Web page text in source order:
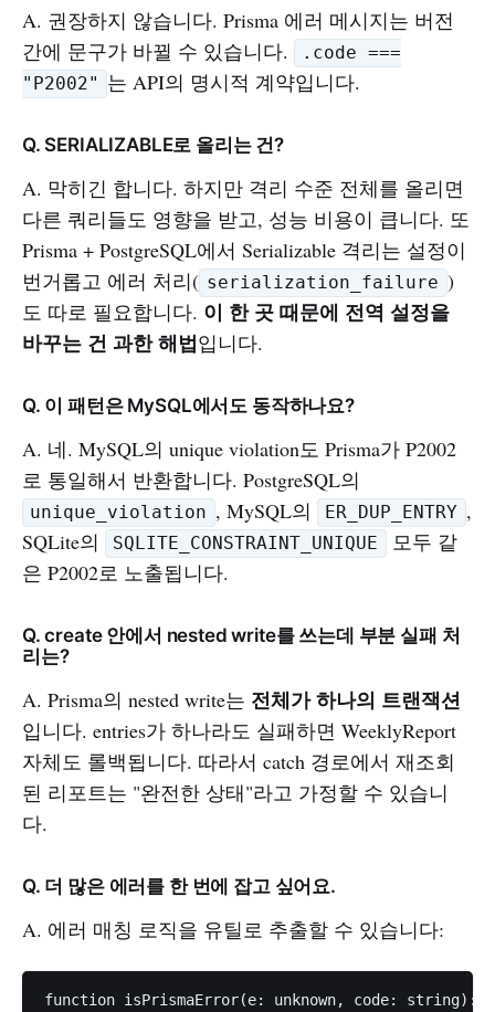
A. 권장하지 않습니다. Prisma 에러 메시지는 버전
간에 문구가 바뀔 수 있습니다.
.code ===
"P2002" 는 API의 명시적 계약입니다.
Q. SERIALIZABLE로 올리는 건?
A. 막히긴 합니다. 하지만 격리 수준 전체를 올리면
다른 쿼리들도 영향을 받고, 성능 비용이 큽니다. 또
Prisma + PostgreSQL에서 Serializable 격리는 설정이
번거롭고 에러 처리( serialization_failure )
도 따로 필요합니다. 이 한 곳 때문에 전역 설정을
바꾸는 건 과한 해법입니다.
Q. 이 패턴은 MySQL에서도 동작하나요?
A. 네. MySQL의 unique violation도 Prisma가 P2002
로 통일해서 반환합니다. PostgreSQL의
unique_violation , MySQL의 ER_DUP_ENTRY ,
SQLite의
SQLITE_CONSTRAINT_UNIQUE
모두 같
은 P2002로 노출됩니다.
Q. create 안에서 nested write를 쓰는데 부분 실패 처
리는?
A. Prisma의 nested write는 전체가 하나의 트랜잭션
입니다. entries가 하나라도 실패하면 WeeklyReport
자체도 롤백됩니다. 따라서 catch 경로에서 재조회
된 리포트는 "완전한 상태"라고 가정할 수 있습니
다.
Q. 더 많은 에러를 한 번에 잡고 싶어요.
A. 에러 매칭 로직을 유틸로 추출할 수 있습니다:
function isPrismaError(e: unknown, code: string): e